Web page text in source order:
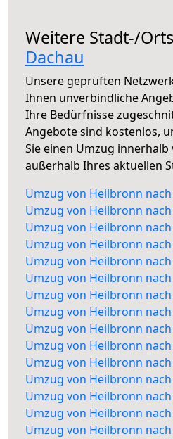
Weitere Stadt-/
Dachau
Unsere geprüften
Ihnen unverbindliche
Ihre Bedürfnisse
Angebote sind kostenlos,
Sie einen Umzug
außerhalb Ihres aktuellen
Umzug von Heilbronn
Umzug von Heilbronn
Umzug von Heilbronn
Umzug von Heilbronn
Umzug von Heilbronn
Umzug von Heilbronn
Umzug von Heilbronn
Umzug von Heilbronn
Umzug von Heilbronn
Umzug von Heilbronn
Umzug von Heilbronn
Umzug von Heilbronn
Umzug von Heilbronn
Umzug von Heilbronn
Umzug von Heilbronn